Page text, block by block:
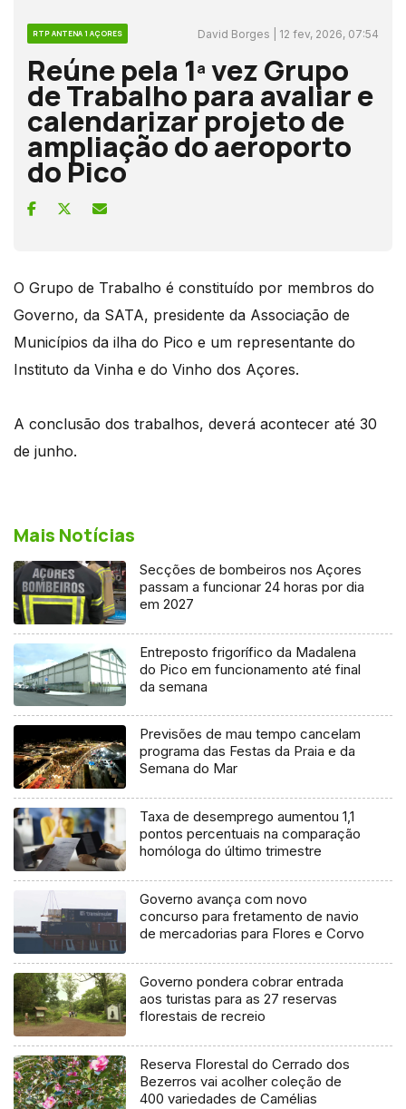
RTP ANTENA 1 AÇORES David Borges | 12 fev, 2026, 07:54
Reúne pela 1ª vez Grupo
de Trabalho para avaliar e
calendarizar projeto de
ampliação do aeroporto
do Pico
O Grupo de Trabalho é constituído por membros do
Governo, da SATA, presidente da Associação de
Municípios da ilha do Pico e um representante do
Instituto da Vinha e do Vinho dos Açores.
A conclusão dos trabalhos, deverá acontecer até 30
de junho.
Mais Notícias
Secções de bombeiros nos Açores
passam a funcionar 24 horas por dia
em 2027
Entreposto frigorífico da Madalena
do Pico em funcionamento até final
da semana
Previsões de mau tempo cancelam
programa das Festas da Praia e da
Semana do Mar
Taxa de desemprego aumentou 1,1
pontos percentuais na comparação
homóloga do último trimestre
Governo avança com novo
concurso para fretamento de navio
de mercadorias para Flores e Corvo
Governo pondera cobrar entrada
aos turistas para as 27 reservas
florestais de recreio
Reserva Florestal do Cerrado dos
Bezerros vai acolher coleção de
400 variedades de Camélias